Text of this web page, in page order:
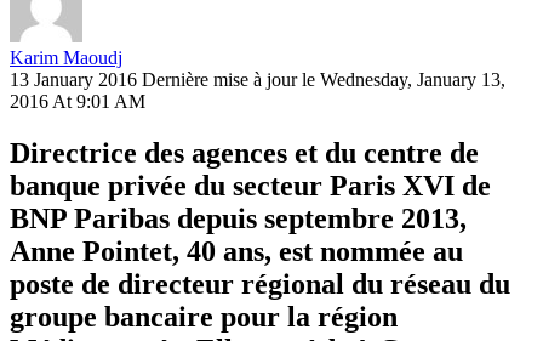
Karim Maoudj
13 January 2016 Dernière mise à jour le Wednesday, January 13,
2016 At 9:01 AM
Directrice des agences et du centre de
banque privée du secteur Paris XVI de
BNP Paribas depuis septembre 2013,
Anne Pointet, 40 ans, est nommée au
poste de directeur régional du réseau du
groupe bancaire pour la région